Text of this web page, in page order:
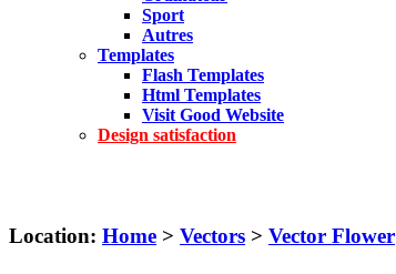
Sport
Autres
Templates
Flash Templates
Html Templates
Visit Good Website
Design satisfaction
Location: Home > Vectors > Vector Flower